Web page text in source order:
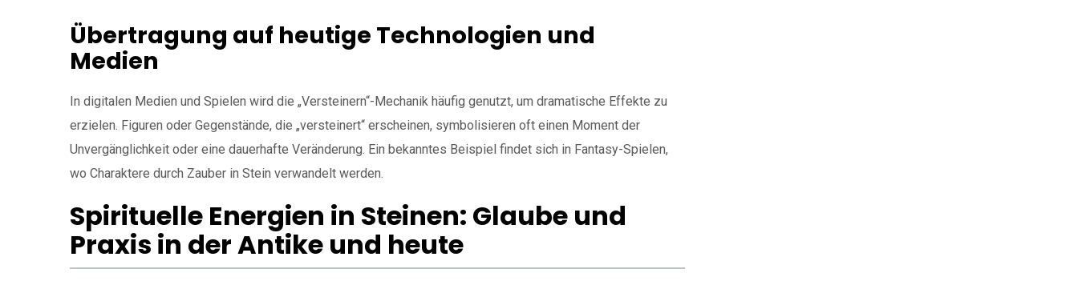
Übertragung auf heutige Technologien und
Medien
In digitalen Medien und Spielen wird die „Versteinern“-Mechanik häufig genutzt, um dramatische Effekte zu
erzielen. Figuren oder Gegenstände, die „versteinert“ erscheinen, symbolisieren oft einen Moment der
Unvergänglichkeit oder eine dauerhafte Veränderung. Ein bekanntes Beispiel findet sich in Fantasy-Spielen,
wo Charaktere durch Zauber in Stein verwandelt werden.
Spirituelle Energien in Steinen: Glaube und
Praxis in der Antike und heute